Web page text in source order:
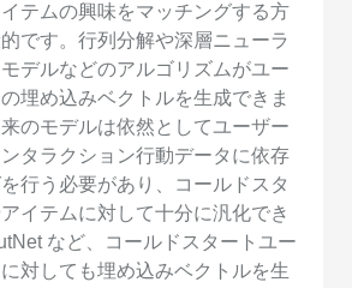
テムの興味をマッチングする方
です。行列分解や深層ニューラ
デルなどのアルゴリズムがユー
埋め込みベクトルを生成できま
のモデルは依然としてユーザー
タラクション行動データに依存
行う必要があり、コールドスタ
イテムに対して十分に汎化でき
など、コールドスタートユー
対しても埋め込みベクトルを生